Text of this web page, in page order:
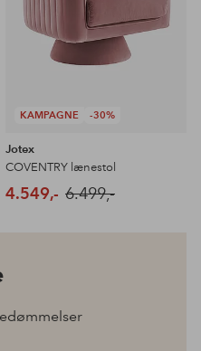
KAMPAGNE -30%
Jotex
COVENTRY lænestol
4.549,- 6.499,-